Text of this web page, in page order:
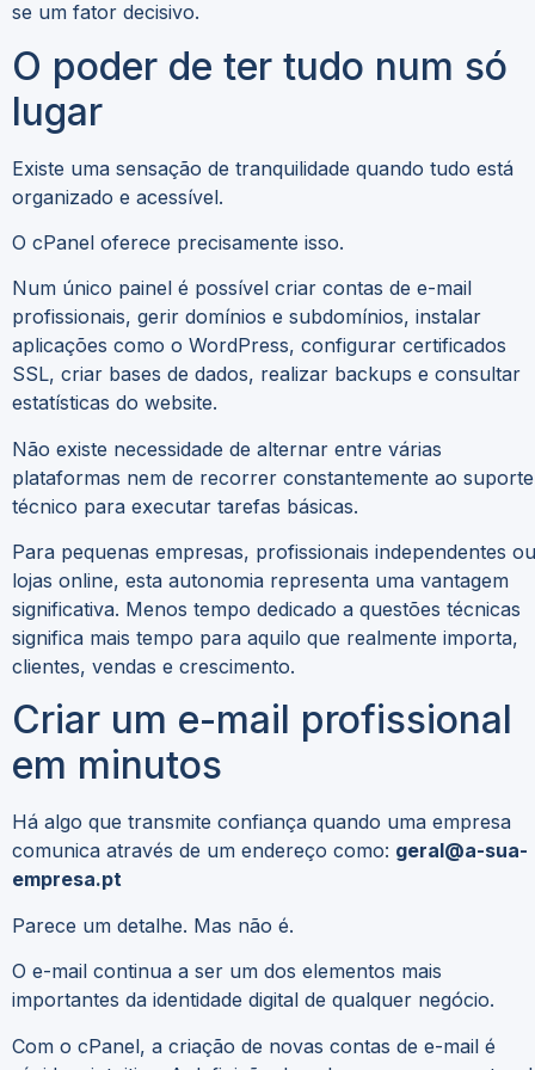
se um fator decisivo.
O poder de ter tudo num só
lugar
Existe uma sensação de tranquilidade quando tudo está
organizado e acessível.
O cPanel oferece precisamente isso.
Num único painel é possível criar contas de e-mail
profissionais, gerir domínios e subdomínios, instalar
aplicações como o WordPress, configurar certificados
SSL, criar bases de dados, realizar backups e consultar
estatísticas do website.
Não existe necessidade de alternar entre várias
plataformas nem de recorrer constantemente ao suporte
técnico para executar tarefas básicas.
Para pequenas empresas, profissionais independentes ou
lojas online, esta autonomia representa uma vantagem
significativa. Menos tempo dedicado a questões técnicas
significa mais tempo para aquilo que realmente importa,
clientes, vendas e crescimento.
Criar um e-mail profissional
em minutos
Há algo que transmite confiança quando uma empresa
comunica através de um endereço como: geral@a-sua-
empresa.pt
Parece um detalhe. Mas não é.
O e-mail continua a ser um dos elementos mais
importantes da identidade digital de qualquer negócio.
Com o cPanel, a criação de novas contas de e-mail é